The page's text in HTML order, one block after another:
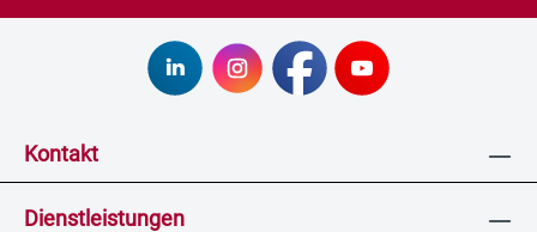
Kontakt
Dienstleistungen